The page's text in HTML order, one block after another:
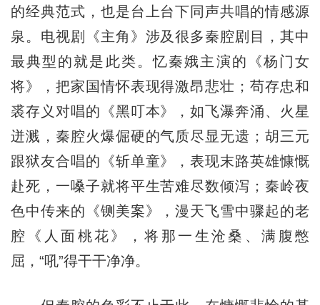
的经典范式，也是台上台下同声共唱的情感源
泉。电视剧《主角》涉及很多秦腔剧目，其中
最典型的就是此类。忆秦娥主演的《杨门女
将》，把家国情怀表现得激昂悲壮；苟存忠和
裘存义对唱的《黑叮本》，如飞瀑奔涌、火星
迸溅，秦腔火爆倔硬的气质尽显无遗；胡三元
跟狱友合唱的《斩单童》，表现末路英雄慷慨
赴死，一嗓子就将平生苦难尽数倾泻；秦岭夜
色中传来的《铡美案》，漫天飞雪中骤起的老
腔《人面桃花》，将那一生沧桑、满腹憋
屈，“吼”得干干净净。